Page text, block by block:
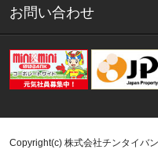
お問い合わせ
Copyright(c) 株式会社チンタイバ